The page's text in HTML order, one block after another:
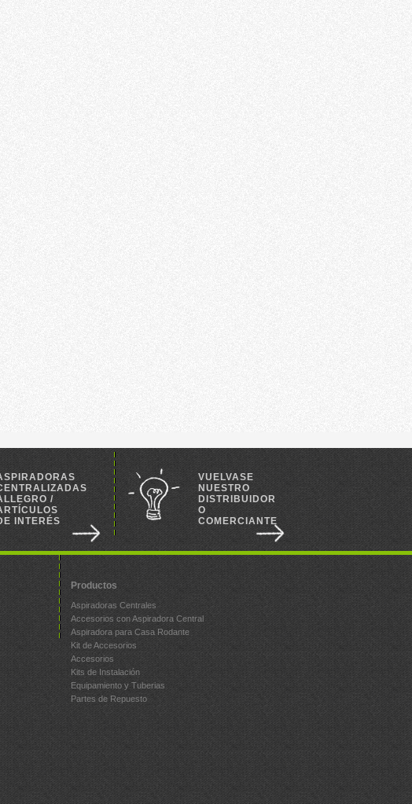
/
INTERÉS
VUELVASE
NUESTRO
DISTRIBUIDOR
O
COMERCIANTE
Productos
Aspiradoras Centrales
Accesorios con Aspiradora Central
Aspiradora para Casa Rodante
Kit de Accesorios
Accesorios
Kits de Instalación
Equipamiento y Tuberias
Partes de Repuesto